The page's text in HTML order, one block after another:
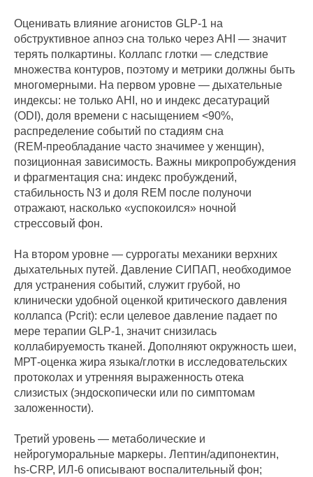
Оценивать влияние агонистов GLP‑1 на
обструктивное апноэ сна только через AHI — значит
терять полкартины. Коллапс глотки — следствие
множества контуров, поэтому и метрики должны быть
многомерными. На первом уровне — дыхательные
индексы: не только AHI, но и индекс десатураций
(ODI), доля времени с насыщением <90%,
распределение событий по стадиям сна
(REM‑преобладание часто значимее у женщин),
позиционная зависимость. Важны микропробуждения
и фрагментация сна: индекс пробуждений,
стабильность N3 и доля REM после полуночи
отражают, насколько «успокоился» ночной
стрессовый фон.
На втором уровне — суррогаты механики верхних
дыхательных путей. Давление СИПАП, необходимое
для устранения событий, служит грубой, но
клинически удобной оценкой критического давления
коллапса (Pcrit): если целевое давление падает по
мере терапии GLP‑1, значит снизилась
коллабируемость тканей. Дополняют окружность шеи,
МРТ‑оценка жира языка/глотки в исследовательских
протоколах и утренняя выраженность отека
слизистых (эндоскопически или по симптомам
заложенности).
Третий уровень — метаболические и
нейрогуморальные маркеры. Лептин/адипонектин,
hs‑CRP, ИЛ‑6 описывают воспалительный фон;